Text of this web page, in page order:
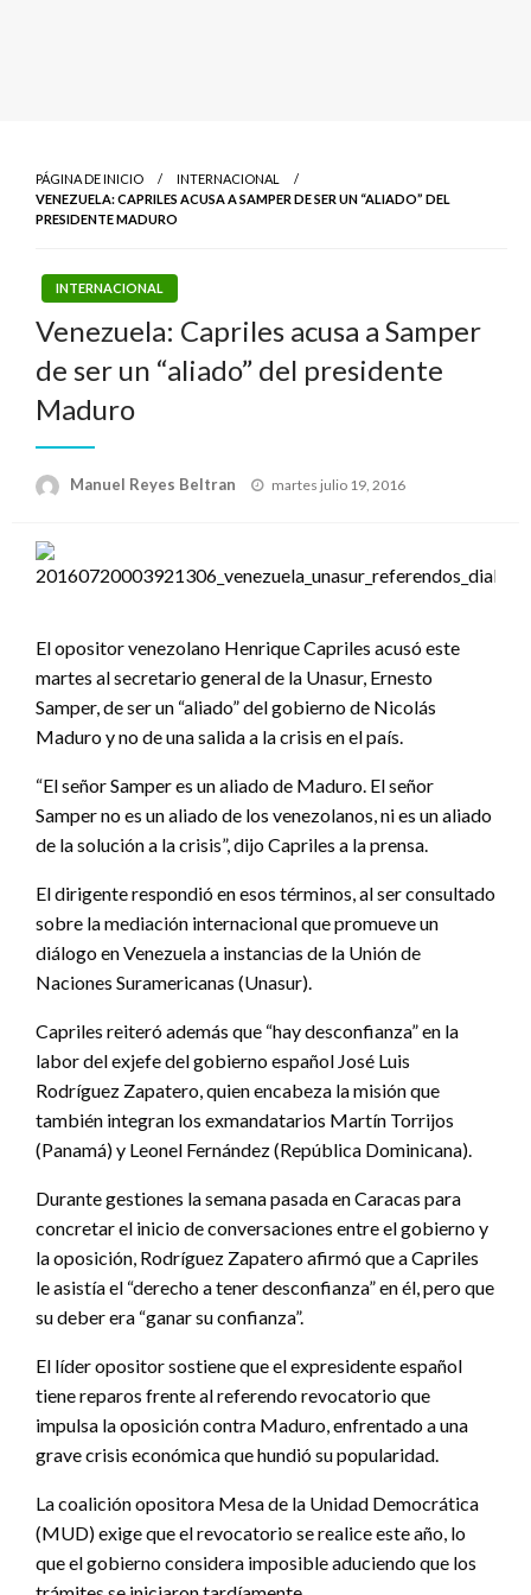
PÁGINA DE INICIO
INTERNACIONAL
VENEZUELA: CAPRILES ACUSA A SAMPER DE SER UN “ALIADO” DEL
PRESIDENTE MADURO
INTERNACIONAL
Venezuela: Capriles acusa a Samper
de ser un “aliado” del presidente
Maduro
Manuel Reyes Beltran
Publicado
martes julio 19, 2016
El opositor venezolano Henrique Capriles acusó este
martes al secretario general de la Unasur, Ernesto
Samper, de ser un “aliado” del gobierno de Nicolás
Maduro y no de una salida a la crisis en el país.
“El señor Samper es un aliado de Maduro. El señor
Samper no es un aliado de los venezolanos, ni es un aliado
de la solución a la crisis”, dijo Capriles a la prensa.
El dirigente respondió en esos términos, al ser consultado
sobre la mediación internacional que promueve un
diálogo en Venezuela a instancias de la Unión de
Naciones Suramericanas (Unasur).
Capriles reiteró además que “hay desconfianza” en la
labor del exjefe del gobierno español José Luis
Rodríguez Zapatero, quien encabeza la misión que
también integran los exmandatarios Martín Torrijos
(Panamá) y Leonel Fernández (República Dominicana).
Durante gestiones la semana pasada en Caracas para
concretar el inicio de conversaciones entre el gobierno y
la oposición, Rodríguez Zapatero afirmó que a Capriles
le asistía el “derecho a tener desconfianza” en él, pero que
su deber era “ganar su confianza”.
El líder opositor sostiene que el expresidente español
tiene reparos frente al referendo revocatorio que
impulsa la oposición contra Maduro, enfrentado a una
grave crisis económica que hundió su popularidad.
La coalición opositora Mesa de la Unidad Democrática
(MUD) exige que el revocatorio se realice este año, lo
que el gobierno considera imposible aduciendo que los